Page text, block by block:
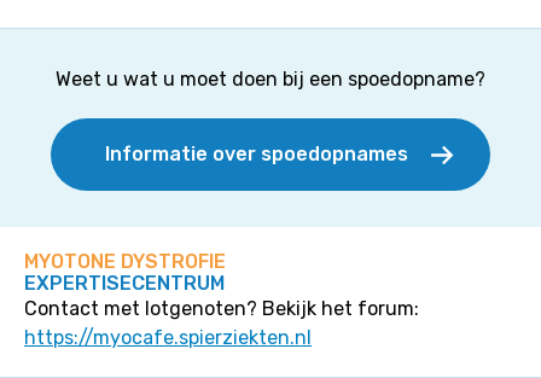
Weet u wat u moet doen bij een spoedopname?
Informatie over spoedopnames
MYOTONE DYSTROFIE
EXPERTISECENTRUM
Contact met lotgenoten? Bekijk het forum:
https://myocafe.spierziekten.nl